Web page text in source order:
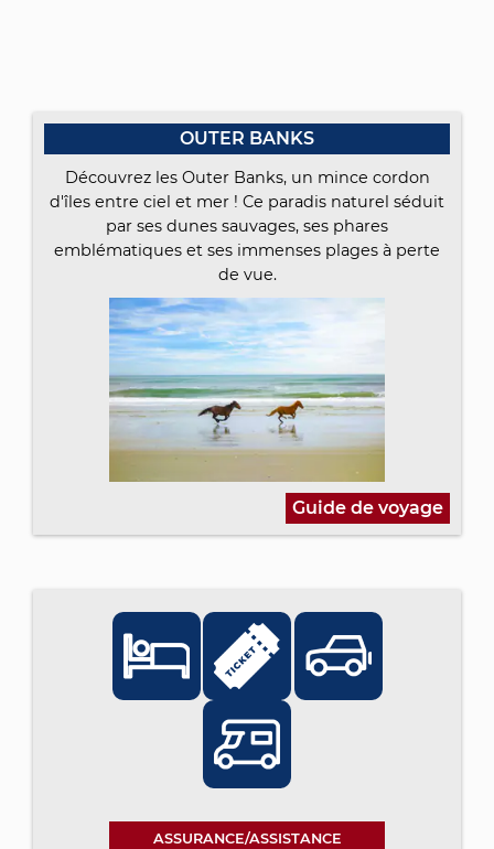
OUTER BANKS
Découvrez les Outer Banks, un mince cordon
d'îles entre ciel et mer ! Ce paradis naturel séduit
par ses dunes sauvages, ses phares
emblématiques et ses immenses plages à perte
de vue.
Guide de voyage
ASSURANCE/ASSISTANCE